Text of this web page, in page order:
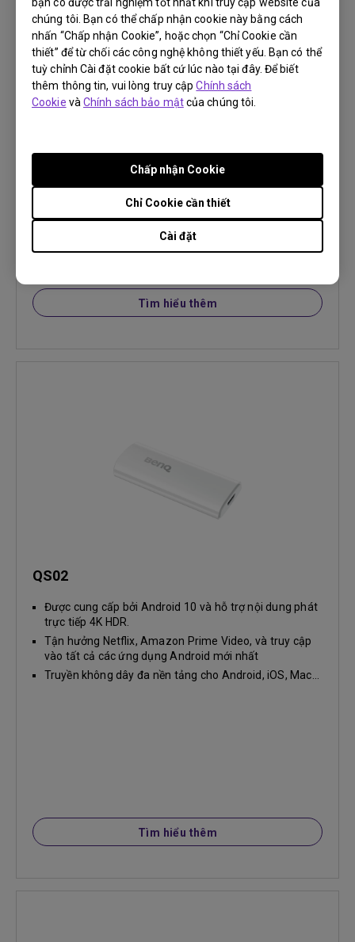
chúng tôi. Bạn có thể chấp nhận cookie này bằng cách
nhấn “Chấp nhận Cookie”, hoặc chọn “Chỉ Cookie cần
thiết” để từ chối các công nghệ không thiết yếu. Bạn có thể
tuỳ chỉnh Cài đặt cookie bất cứ lúc nào tại đây. Để biết
thêm thông tin, vui lòng truy cậpChính sách
Cookie vàChính sách bảo mậtcủa chúng tôi.
Cài đặt
Chỉ Cookie cần thiết
Chấp nhận Cookie
QS01 | Wireless Dongle
Dongle không dây cho X1300i
Tìm hiểu thêm
QS02
Được cung cấp bởi Android 10 và hỗ trợ nội dung phát
trực tiếp 4K HDR.
Tận hưởng Netflix, Amazon Prime Video, và truy cập
vào tất cả các ứng dụng Android mới nhất
Truyền không dây đa nền tảng cho Android, iOS, Mac...
Tìm hiểu thêm